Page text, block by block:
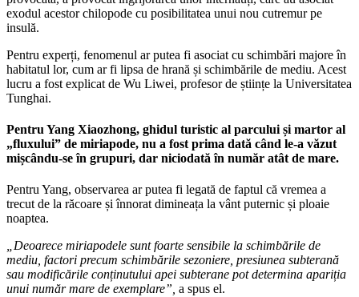
exodul acestor chilopode cu posibilitatea unui nou cutremur pe
insulă.
Pentru experți, fenomenul ar putea fi asociat cu schimbări majore în
habitatul lor, cum ar fi lipsa de hrană și schimbările de mediu. Acest
lucru a fost explicat de Wu Liwei, profesor de științe la Universitatea
Tunghai.
Pentru Yang Xiaozhong, ghidul turistic al parcului și martor al
„fluxului” de miriapode, nu a fost prima dată când le-a văzut
mișcându-se în grupuri, dar niciodată în număr atât de mare.
Pentru Yang, observarea ar putea fi legată de faptul că vremea a
trecut de la răcoare și înnorat dimineața la vânt puternic și ploaie
noaptea.
„Deoarece miriapodele sunt foarte sensibile la schimbările de
mediu, factori precum schimbările sezoniere, presiunea subterană
sau modificările conținutului apei subterane pot determina apariția
unui număr mare de exemplare”, a spus el.